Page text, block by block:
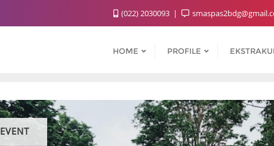
(022) 2030093
HOME PROFILE
EVENT